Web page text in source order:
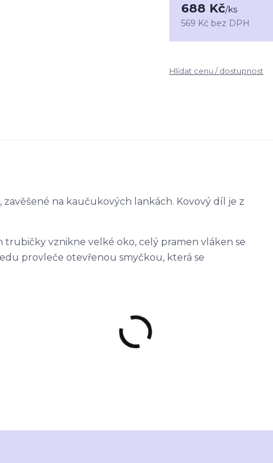
688 Kč/ks
569 Kč bez DPH
Hlídat cenu / dostupnost
na kaučukových lankách. Kovový díl je z
vznikne velké oko, celý pramen vláken se
provleče otevřenou smyčkou, která se